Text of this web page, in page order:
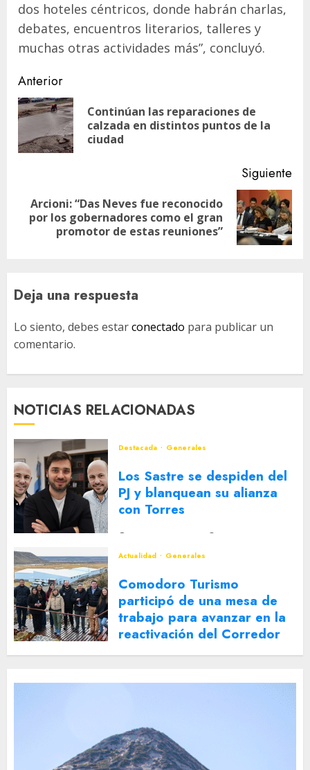
dos hoteles céntricos, donde habrán charlas,
debates, encuentros literarios, talleres y
muchas otras actividades más”, concluyó.
Navegación
de
entradas
Anterior
Continúan las reparaciones de
calzada en distintos puntos de la
ciudad
Siguiente
Siguiente
entrada:
Arcioni: “Das Neves fue reconocido
por los gobernadores como el gran
promotor de estas reuniones”
Deja una respuesta
Lo siento, debes estarconectado para publicar un
comentario.
NOTICIAS RELACIONADAS
Destacada Generales
Los Sastre se despiden del
PJ y blanquean su alianza
con Torres
Actualidad
Generales
Comodoro Turismo
participó de una mesa de
trabajo para avanzar en la
reactivación del Corredor
Turístico Integrado